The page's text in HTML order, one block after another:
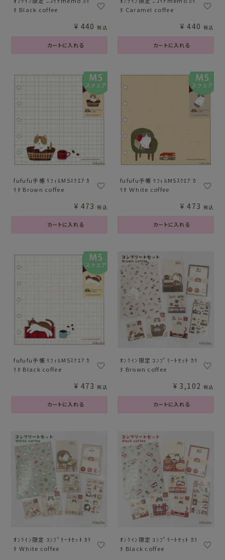
ﾀ Black coffee
カートに入れる
¥ 440 税込
ﾀ Caramel coffee
カートに入れる
¥ 440 税込
fufufu手帳 ﾘﾌｨﾙM5ｽｸｴｱ ｶ
ﾘﾀ Brown coffee
カートに入れる
¥ 473 税込
fufufu手帳 ﾘﾌｨﾙM5ｽｸｴｱ ｶ
ﾘﾀ Ｗhite coffee
カートに入れる
¥ 473 税込
fufufu手帳 ﾘﾌｨﾙM5ｽｸｴｱ ｶ
ﾘﾀ Black coffee
カートに入れる
¥ 473 税込
ｵﾝﾗｲﾝ限定 ｺﾝﾌﾟﾘｰﾄｾｯﾄ ｶﾘ
ﾀ Brown coffee
カートに入れる
¥ 3,102 税込
ｵﾝﾗｲﾝ限定 ｺﾝﾌﾟﾘｰﾄｾｯﾄ ｶﾘ
ﾀ Ｗhite coffee
ｵﾝﾗｲﾝ限定 ｺﾝﾌﾟﾘｰﾄｾｯﾄ ｶﾘ
ﾀ Black coffee